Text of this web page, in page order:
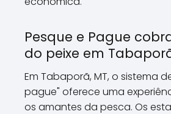
Pesque e Pague
do peixe em
Em Tabaporã, MT, o sistema
pague" oferece uma
os amantes da pesca. Os